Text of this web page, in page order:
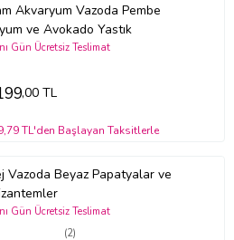
Akvaryum Vazoda Pembe
ve Avokado Yastık
Gün Ücretsiz Teslimat
,00 TL
TL'den Başlayan Taksitlerle
Vazoda Beyaz Papatyalar ve
(2)
Gün Ücretsiz Teslimat